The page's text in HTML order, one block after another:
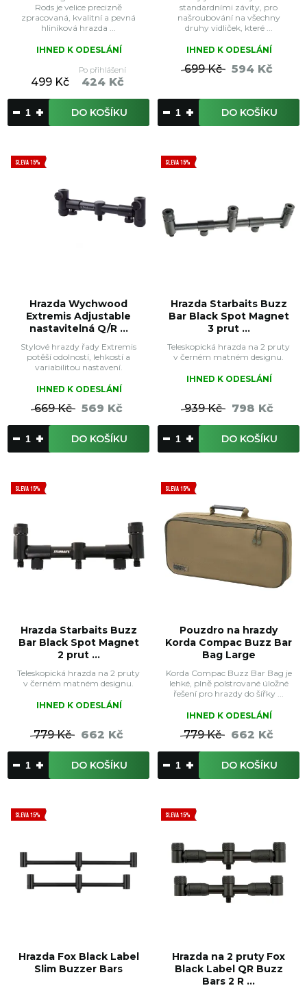
Rods je velice precizně
zpracovaná, kvalitní a pevná
hliníková hrazda ...
IHNED K ODESLÁNÍ
499 Kč
Po přihlášení
424 Kč
DO KOŠÍKU
standardními závity, pro
našroubování na všechny
druhy vidliček, které ...
IHNED K ODESLÁNÍ
699 Kč 594 Kč
DO KOŠÍKU
SLEVA 15%
Hrazda Wychwood
Extremis Adjustable
nastavitelná Q/R ...
Stylové hrazdy řady Extremis
potěší odolností, lehkostí a
variabilitou nastavení.
IHNED K ODESLÁNÍ
669 Kč 569 Kč
DO KOŠÍKU
SLEVA 15%
Hrazda Starbaits Buzz
Bar Black Spot Magnet
3 prut ...
Teleskopická hrazda na 2 pruty
v černém matném designu.
IHNED K ODESLÁNÍ
939 Kč 798 Kč
DO KOŠÍKU
SLEVA 15%
Hrazda Starbaits Buzz
Bar Black Spot Magnet
2 prut ...
Teleskopická hrazda na 2 pruty
v černém matném designu.
IHNED K ODESLÁNÍ
779 Kč 662 Kč
DO KOŠÍKU
SLEVA 15%
Pouzdro na hrazdy
Korda Compac Buzz Bar
Bag Large
Korda Compac Buzz Bar Bag je
lehké, plně polstrované úložné
řešení pro hrazdy do šířky ...
IHNED K ODESLÁNÍ
779 Kč 662 Kč
DO KOŠÍKU
SLEVA 15%
Hrazda Fox Black Label
Slim Buzzer Bars
SLEVA 15%
Hrazda na 2 pruty Fox
Black Label QR Buzz
Bars 2 R ...